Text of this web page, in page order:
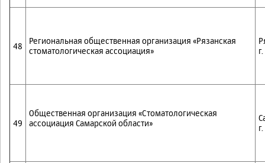
48
Региональная общественная организация «Рязанская
стоматологическая ассоциация»
49
Общественная организация «Стоматологическая
ассоциация Самарской области»